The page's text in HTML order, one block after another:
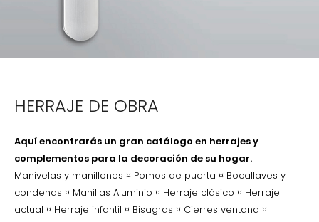
HERRAJE DE OBRA
Aquí encontrarás un gran catálogo en herrajes y
complementos para la decoración de su hogar.
Manivelas y manillones ¤ Pomos de puerta ¤ Bocallaves y
condenas ¤ Manillas Aluminio ¤ Herraje clásico ¤ Herraje
actual ¤ Herraje infantil ¤ Bisagras ¤ Cierres ventana ¤